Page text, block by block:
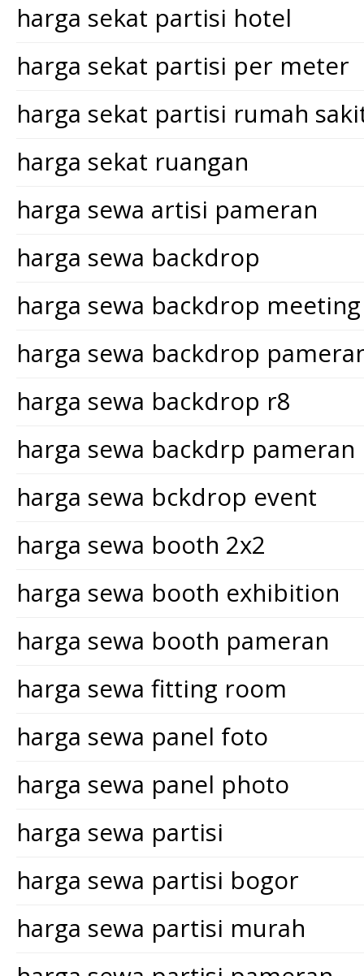
harga sekat partisi hotel
harga sekat partisi per meter
harga sekat partisi rumah
harga sekat ruangan
harga sewa artisi pameran
harga sewa backdrop
harga sewa backdrop meeting
harga sewa backdrop
harga sewa backdrop r8
harga sewa backdrp pameran
harga sewa bckdrop event
harga sewa booth 2x2
harga sewa booth exhibition
harga sewa booth pameran
harga sewa fitting room
harga sewa panel foto
harga sewa panel photo
harga sewa partisi
harga sewa partisi bogor
harga sewa partisi murah